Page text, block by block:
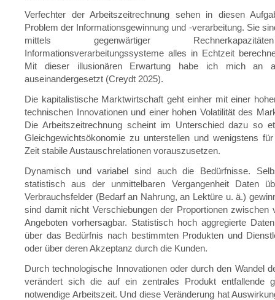
Verfechter der Arbeitszeitrechnung sehen in diesen
Problem der Informationsgewinnung und -verarbeitung. Sie
mittels gegenwärtiger
Informationsverarbeitungssysteme alles in Echtzeit
Mit dieser illusionären Erwartung habe ich mich an
auseinandergesetzt (Creydt 2025).
Die kapitalistische Marktwirtschaft geht einher mit einer
technischen Innovationen und einer hohen Volatilität des
Die Arbeitszeitrechnung scheint im Unterschied dazu so
Gleichgewichtsökonomie zu unterstellen und wenigstens
Zeit stabile Austauschrelationen vorauszusetzen.
Dynamisch und variabel sind auch die Bedürfnisse.
statistisch aus der unmittelbaren Vergangenheit Daten
Verbrauchsfelder (Bedarf an Nahrung, an Lektüre u. ä.)
sind damit nicht Verschiebungen der Proportionen zwischen
Angeboten vorhersagbar. Statistisch hoch aggregierte
über das Bedürfnis nach bestimmten Produkten und
oder über deren Akzeptanz durch die Kunden.
Durch technologische Innovationen oder durch den Wandel
verändert sich die auf ein zentrales Produkt entfallende
notwendige Arbeitszeit. Und diese Veränderung hat